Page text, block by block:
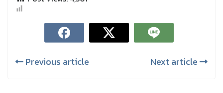
Previous article Next article